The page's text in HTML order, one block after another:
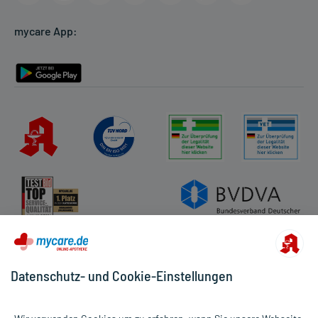
Rückgabe/Widerruf
mycare App:
Datenschutz- und Cookie-Einstellungen